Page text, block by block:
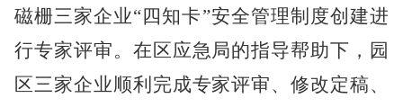
磁栅三家企业“四知卡”安全管理制度创建进
行专家评审。在区应急局的指导帮助下，园
区三家企业顺利完成专家评审、修改定稿、